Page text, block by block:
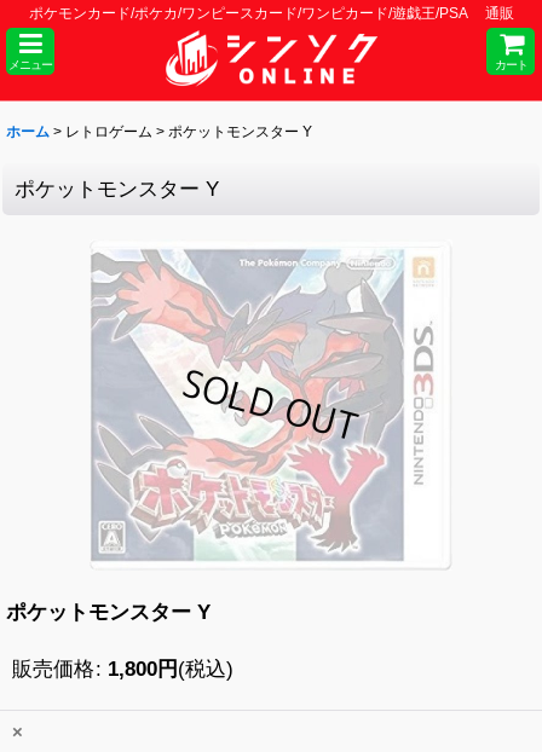
ポケモンカード/ポケカ/ワンピースカード/ワンピカード/遊戯王/PSA 通販
メニュー カート
ホーム > レトロゲーム > ポケットモンスター Y
ポケットモンスター Y
ポケットモンスター Y
販売価格: 1,800円 (税込)
×